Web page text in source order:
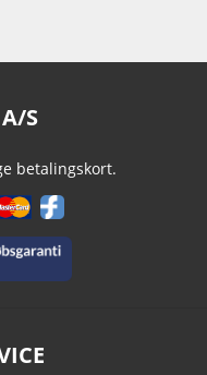
S
betalingskort.